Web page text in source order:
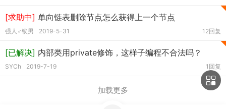
[求助中] 单向链表删除节点怎么获得上一个节点
强人♂锁男 2019-5-31 12回复
[已解决] 内部类用private修饰，这样子编程不合法吗？
SYCh 2019-7-19 1回复
加载更多